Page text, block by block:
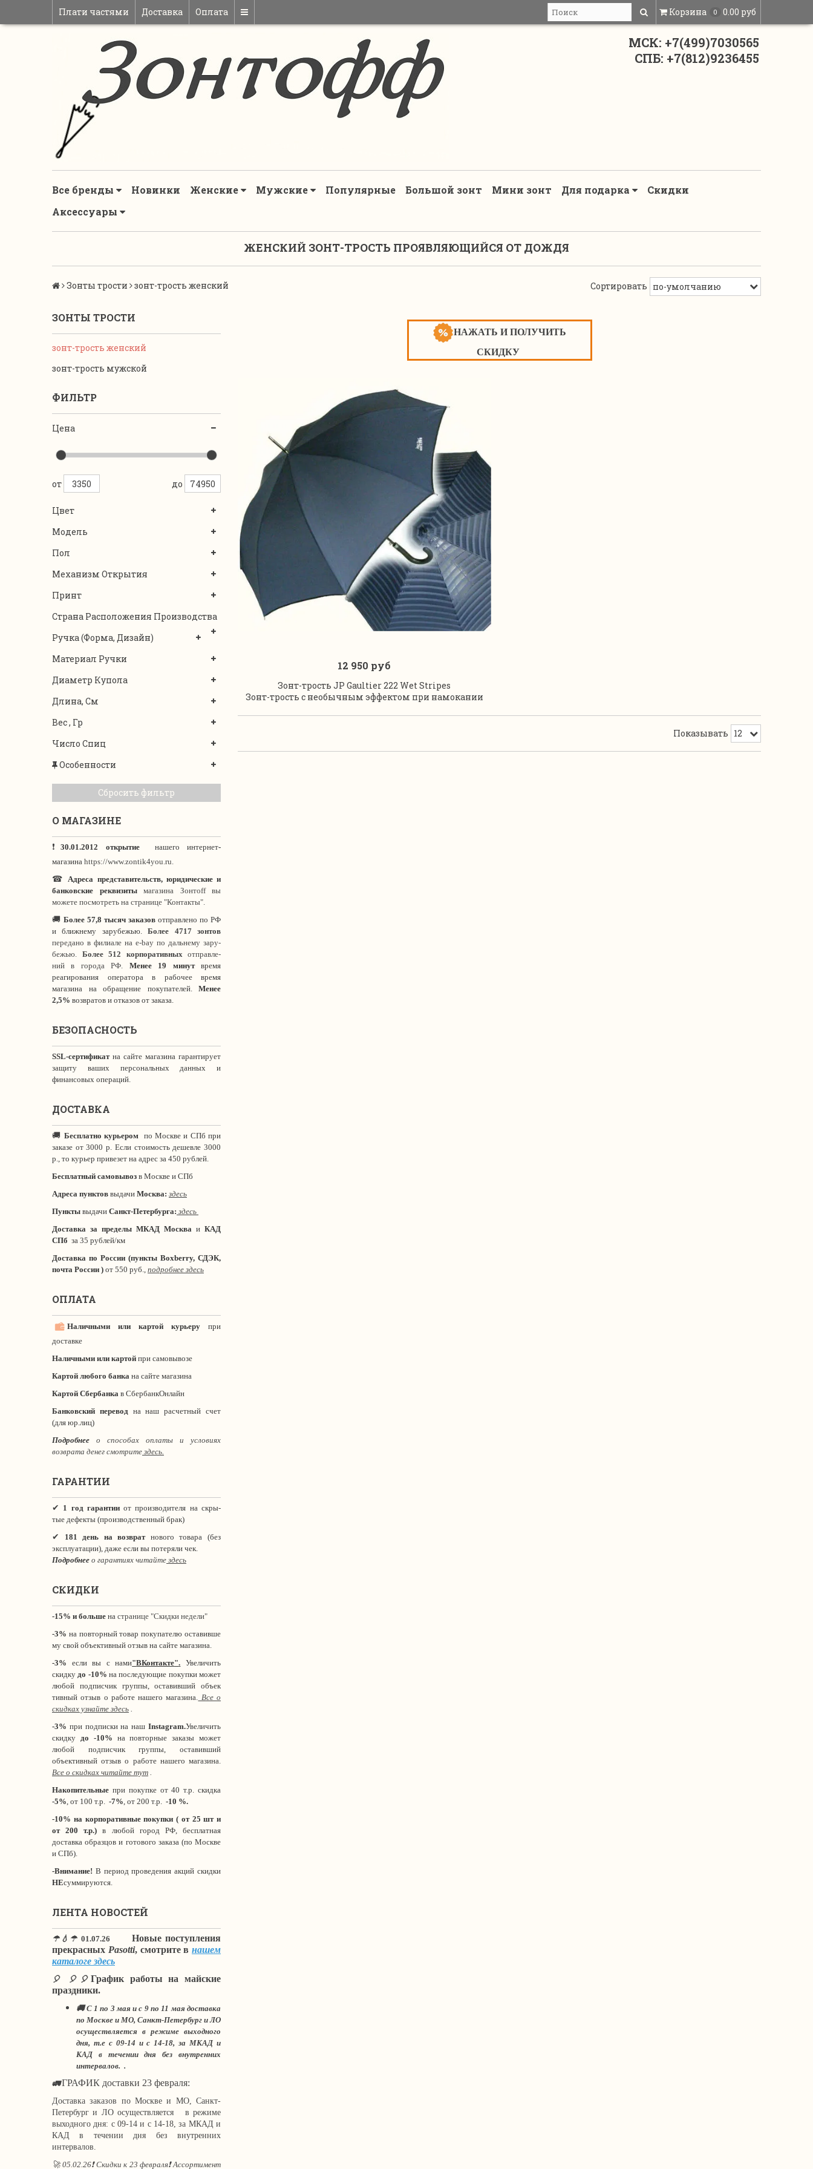
Плати частями Доставка Оплата Корзина 0 0.00 руб
МСК: +7(499)7030565
СПБ: +7(812)9236455
Все бренды Новинки Женские Мужские Популярные Большой зонт Мини зонт Для подарка
Скидки
Аксессуары
ЖЕНСКИЙ ЗОНТ-ТРОСТЬ ПРОЯВЛЯЮЩИЙСЯ ОТ ДОЖДЯ
Зонты трости зонт-трость женский Сортировать
ЗОНТЫ ТРОСТИ
зонт-трость женский
зонт-трость мужской
ФИЛЬТР
Цена
от до
Цвет
Модель
Пол
Механизм Открытия
Принт
Страна Расположения Производства
Ручка (форма, Дизайн)
Материал Ручки
Диаметр Купола
Длина, См
Вес , Гр
Число Спиц
Особенности
Сбросить фильтр
О МАГАЗИНЕ
❗30.01.2012 открытие нашего интернет-
магазина https://www.zontik4you.ru.
☎Адреса представительств, юридические и
банковские реквизиты
магазина Зонтoff вы
можете посмотреть на странице "Контакты".
🚚 Более 57,8 тысяч заказов отправлено по РФ
и ближнему зарубежью.Более 4717 зонтов
передано в филиале на e-bay по дальнему зару-
бежью. Более 512 корпоративныхотправле-
ний в города РФ. Менее 19 минутвремя
реагирования оператора в рабочее время
магазина на обращение покупателей. Менее
2,5% возвратов и отказов от заказа.
БЕЗОПАСНОСТЬ
SSL-сертификатна сайте магазина гарантирует
защиту ваших персональных данных и
финансовых операций.
ДОСТАВКА
🚚 Бесплатно курьером по Москве и СПб при
заказе от 3000 р. Если стоимость дешевле 3000
р., то курьер привезет на адрес за 450 рублей.
Бесплатный самовывоз в Москве и СПб
Адреса пунктов выдачи Москва: здесь
Пункты выдачи Санкт-Петербурга: здесь
Доставка за пределы МКАД Москва и КАД
СПб за 35 рублей/км
Доставка по России (пункты Boxberry, СДЭК,
почта России ) от 550 руб., подробнее здесь
ОПЛАТА
Наличными или картой курьеру при
доставке
Наличными или картой при самовывозе
Картой любого банка на сайте магазина
Картой Сбербанка в СбербанкОнлайн
Банковский перевод на наш расчетный счет
(для юр.лиц)
Подробнее о способах оплаты и условиях
возврата денег смотрите здесь.
ГАРАНТИИ
✔ 1 год гарантииот производителя на скры-
тые дефекты (производственный брак)
✔ 181 день на возвратнового товара (без
эксплуатации), даже если вы потеряли чек.
Подробнее о гарантиях читайте здесь
СКИДКИ
-15% и больше на странице "Скидки недели"
-3% на повторный товар покупателю оставивше
му свой объективный отзыв на сайте магазина.
-3% если вы с нами"ВКонтакте".
Увеличить
скидкудо -10% на последующие покупки может
любой подписчик группы, оставивший объек
тивный отзыв о работе нашего магазина. Все о
скидках узнайте здесь .
-3% при подписки на наш Instagram.Увеличить
скидку до -10% на повторные заказы может
любой подписчик группы, оставивший
объективный отзыв о работе нашего магазина.
Все о скидках читайте тут .
Накопительные при покупке от 40 т.р. скидка
-5%, от 100 т.р. -7%, от 200 т.р. -10 %.
-10% на корпоративные покупки ( от 25 шт и
от 200 т.р.) в любой город РФ, бесплатная
доставка образцов и готового заказа (по Москве
и СПб).
-Внимание! В период проведения акций скидки
НЕсуммируются.
ЛЕНТА НОВОСТЕЙ
☂💧☂01.07.26
Новые поступления
прекрасных Pasotti, смотрите в нашем
каталоге здесь
🎈 🎈🎈График работы на майские
праздники.
🚚 С 1 по 3 мая и с 9 по 11 мая доставка
по Москве и МО, Санкт-Петербург и ЛО
осуществляется в режиме выходного
дня, т.е с 09-14 и с 14-18, за МКАД и
КАД в течении дня без внутренних
интервалов. .
🚛ГРАФИК доставки 23 февраля:
Доставка заказов по Москве и МО, Санкт-
Петербург и ЛО осуществляется в режиме
выходного дня: с 09-14 и с 14-18, за МКАД и
КАД в течении дня без внутренних
интервалов.
🚀 05.02.26❗ Скидки к 23 февраля❗ Ассортимент
НАЖАТЬ И ПОЛУЧИТЬ
СКИДКУ
Под заказ
12 950 руб
Зонт-трость JP Gaultier 222 Wet Stripes
Зонт-трость с необычным эффектом при намокании
Показывать